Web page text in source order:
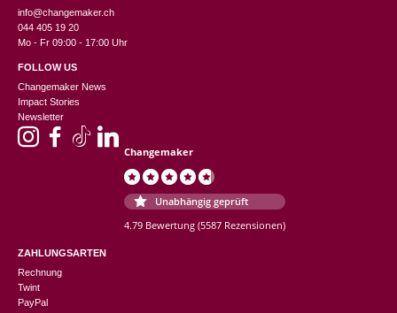
info@changemaker.ch
044 405 19 20
Mo - Fr 09:00 - 17:00 Uhr
FOLLOW US
Changemaker News
Impact Stories
Newsletter
Changemaker
Unabhängig geprüft
4.79 Bewertung (5587 Rezensionen)
ZAHLUNGSARTEN
Rechnung
Twint
PayPal